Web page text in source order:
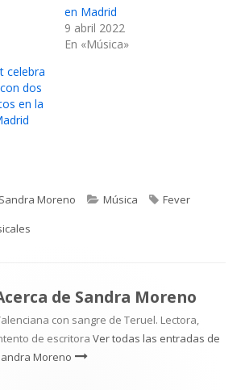
en Madrid
9 abril 2022
En «Música»
celebra
dos
en la
Autor
Sandra Moreno Categorías
Música Etiquetas
Fever
de Sandra Moreno
con sangre de Teruel. Lectora,
de escritora Ver todas las entradas de
Moreno